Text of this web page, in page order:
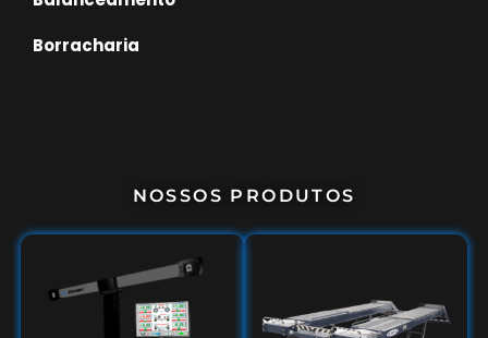
Borracharia
NOSSOS PRODUTOS